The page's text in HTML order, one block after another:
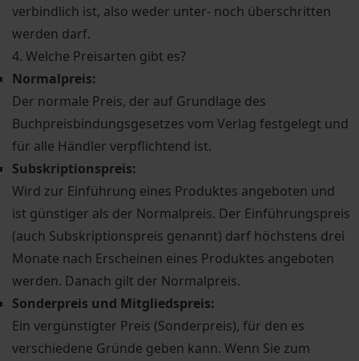
verbindlich ist, also weder unter- noch überschritten
werden darf.
4. Welche Preisarten gibt es?
Normalpreis:
Der normale Preis, der auf Grundlage des
Buchpreisbindungsgesetzes vom Verlag festgelegt und
für alle Händler verpflichtend ist.
Subskriptionspreis:
Wird zur Einführung eines Produktes angeboten und
ist günstiger als der Normalpreis. Der Einführungspreis
(auch Subskriptionspreis genannt) darf höchstens drei
Monate nach Erscheinen eines Produktes angeboten
werden. Danach gilt der Normalpreis.
Sonderpreis und Mitgliedspreis:
Ein vergünstigter Preis (Sonderpreis), für den es
verschiedene Gründe geben kann. Wenn Sie zum